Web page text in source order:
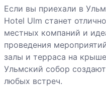
Если вы приехали в
Hotel Ulm станет
местных компаний и
проведения
залы и терраса на
Ульмский собор
любых встреч.